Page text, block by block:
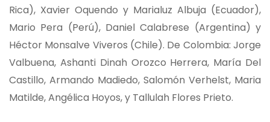
Rica), Xavier Oquendo y Marialuz Albuja (Ecuador),
Mario Pera (Perú), Daniel Calabrese (Argentina) y
Héctor Monsalve Viveros (Chile). De Colombia: Jorge
Valbuena, Ashanti Dinah Orozco Herrera, María Del
Castillo, Armando Madiedo, Salomón Verhelst, Maria
Matilde, Angélica Hoyos, y Tallulah Flores Prieto.